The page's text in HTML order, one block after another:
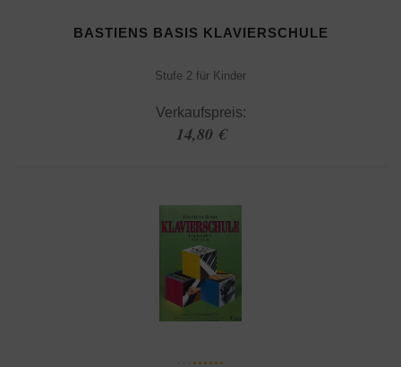
BASTIENS BASIS KLAVIERSCHULE
Stufe 2 für Kinder
Verkaufspreis:
14,80 €